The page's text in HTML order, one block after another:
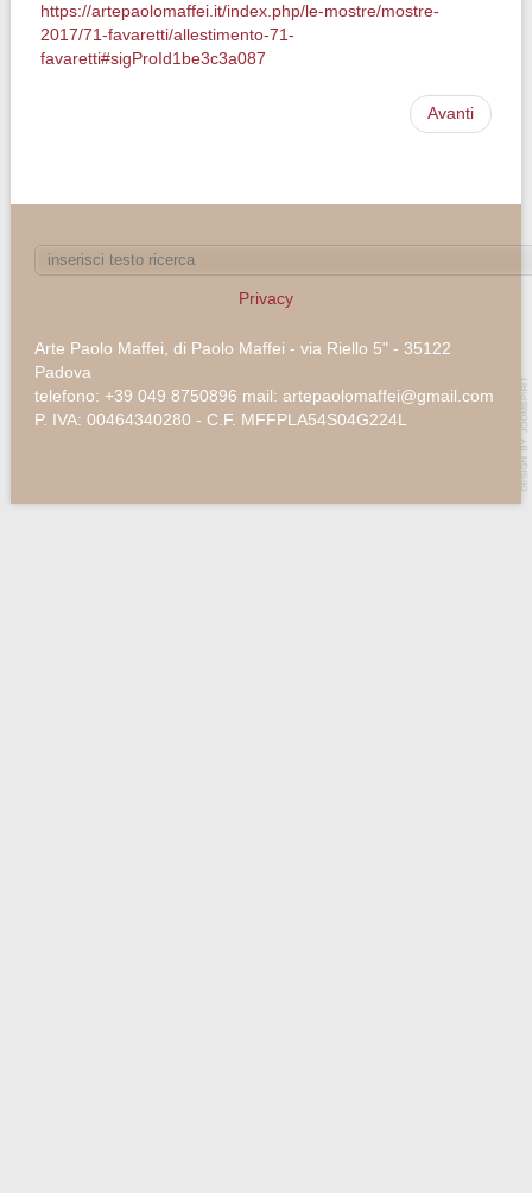
https://artepaolomaffei.it/index.php/le-mostre/mostre-
2017/71-favaretti/allestimento-71-
favaretti#sigProId1be3c3a087
Avanti
Privacy
Arte Paolo Maffei, di Paolo Maffei - via Riello 5" - 35122
Padova
telefono: +39 049 8750896 mail: artepaolomaffei@gmail.com
P. IVA: 00464340280 - C.F. MFFPLA54S04G224L